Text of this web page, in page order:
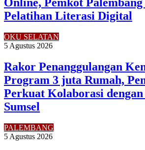
Pelatihan Literasi Digital
OKU SELATAN
5 Agustus 2026
Rakor Penanggulangan
Program 3 juta Rumah,
Perkuat Kolaborasi
Sumsel
PALEMBANG
5 Agustus 2026